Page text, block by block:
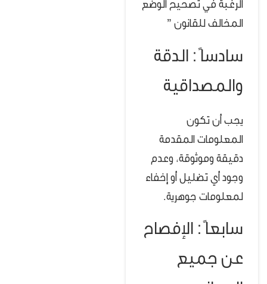
الرغبة في تصحيح الوضع
المخالف للقانون ”
سادساً : الدقة
والمصداقية
يجب أن تكون
المعلومات المقدمة
دقيقة وموثوقة، وعدم
وجود أي تضليل أو إخفاء
لمعلومات جوهرية.
سابعاً : الإفصاح
عن جميع